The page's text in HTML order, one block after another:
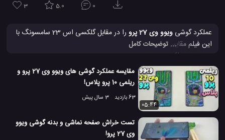
3 5.0 0
عملکرد گوشی ویوو وی 27 پرو
را در مقابل گلکسی اس 23 سامسونگ با
سرعت و عملکرد بهتری در باز کردن اپلیکیشن ها دارد یا ویوو وی 27 پرو!
# گوشی گلکسی اس 23 # گوشی گلکسی اس 23 سامسونگ
# گوشی ویوو V27 پرو # گوشی ویوو وی 27 پرو
# موبایل گلکسی اس 23
3 سال پیش بررسی تکنولوژی موبایل نقد و بررسی
... توضیحات کامل
مقایسه عملکرد گوشی های ویوو وی 27 پرو و
ریلمی 10 پرو پلاس!
63 بازدید
3 سال پیش
05:44
تست خراش صفحه نماشی و بدنه گوشی ویوو
وی 27 پرو!